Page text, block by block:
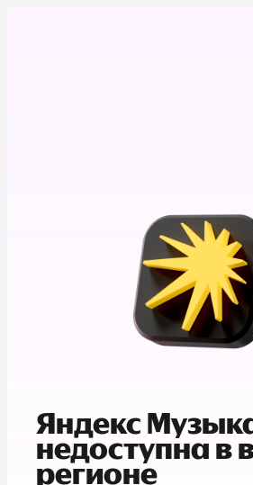
Яндекс
недоступна в
регионе